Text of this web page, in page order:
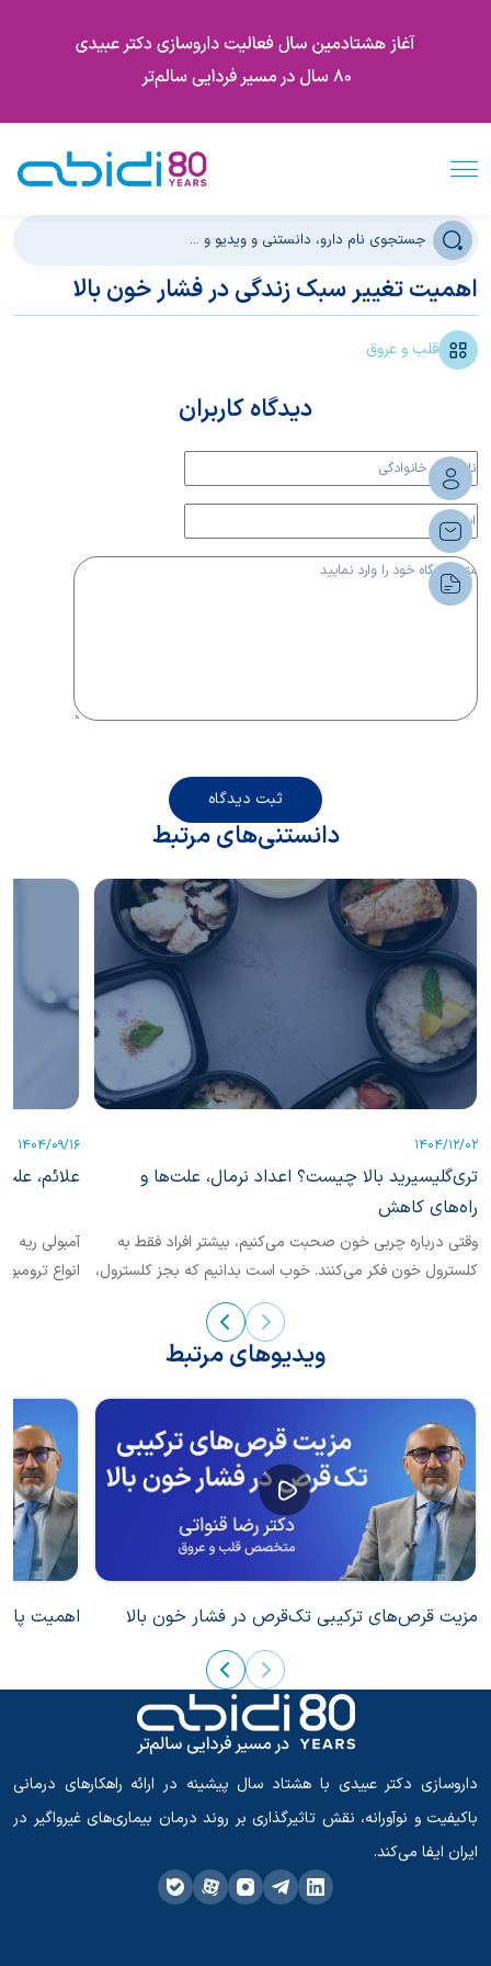
اهمیت تغییر سبک زندگی در فشار خون بالا
قلب و عروق
دیدگاه کاربران
ثبت دیدگاه
دانستنی‌های مرتبط
1404/12/02
تری‌گلیسیرید بالا چیست؟ اعداد نرمال، علت‌ها و
راه‌های کاهش
وقتی درباره چربی خون صحبت می‌کنیم، بیشتر افراد فقط به
کلسترول خون فکر می‌کنند. خوب است بدانیم که بجز کلسترول،
یکی دیگر از انواع چربی خون نیز حائز اهمیت است که
1404/09/16
علائم،
انواع
ویدیوهای مرتبط
مزیت قرص‌های ترکیبی تک‌قرص در فشار خون بالا اهمیت
داروسازی دکتر عبیدی با هشتاد سال پیشینه در ارائه راهکارهای درمانی
باکیفیت و نوآورانه، نقش تاثیرگذاری بر روند درمان بیماری‌های غیرواگیر در
ایران ایفا می‌کند.